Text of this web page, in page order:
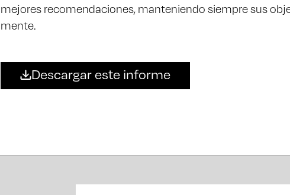
mejores recomendaciones, manteniendo siempre sus
mente.
Descargar este informe